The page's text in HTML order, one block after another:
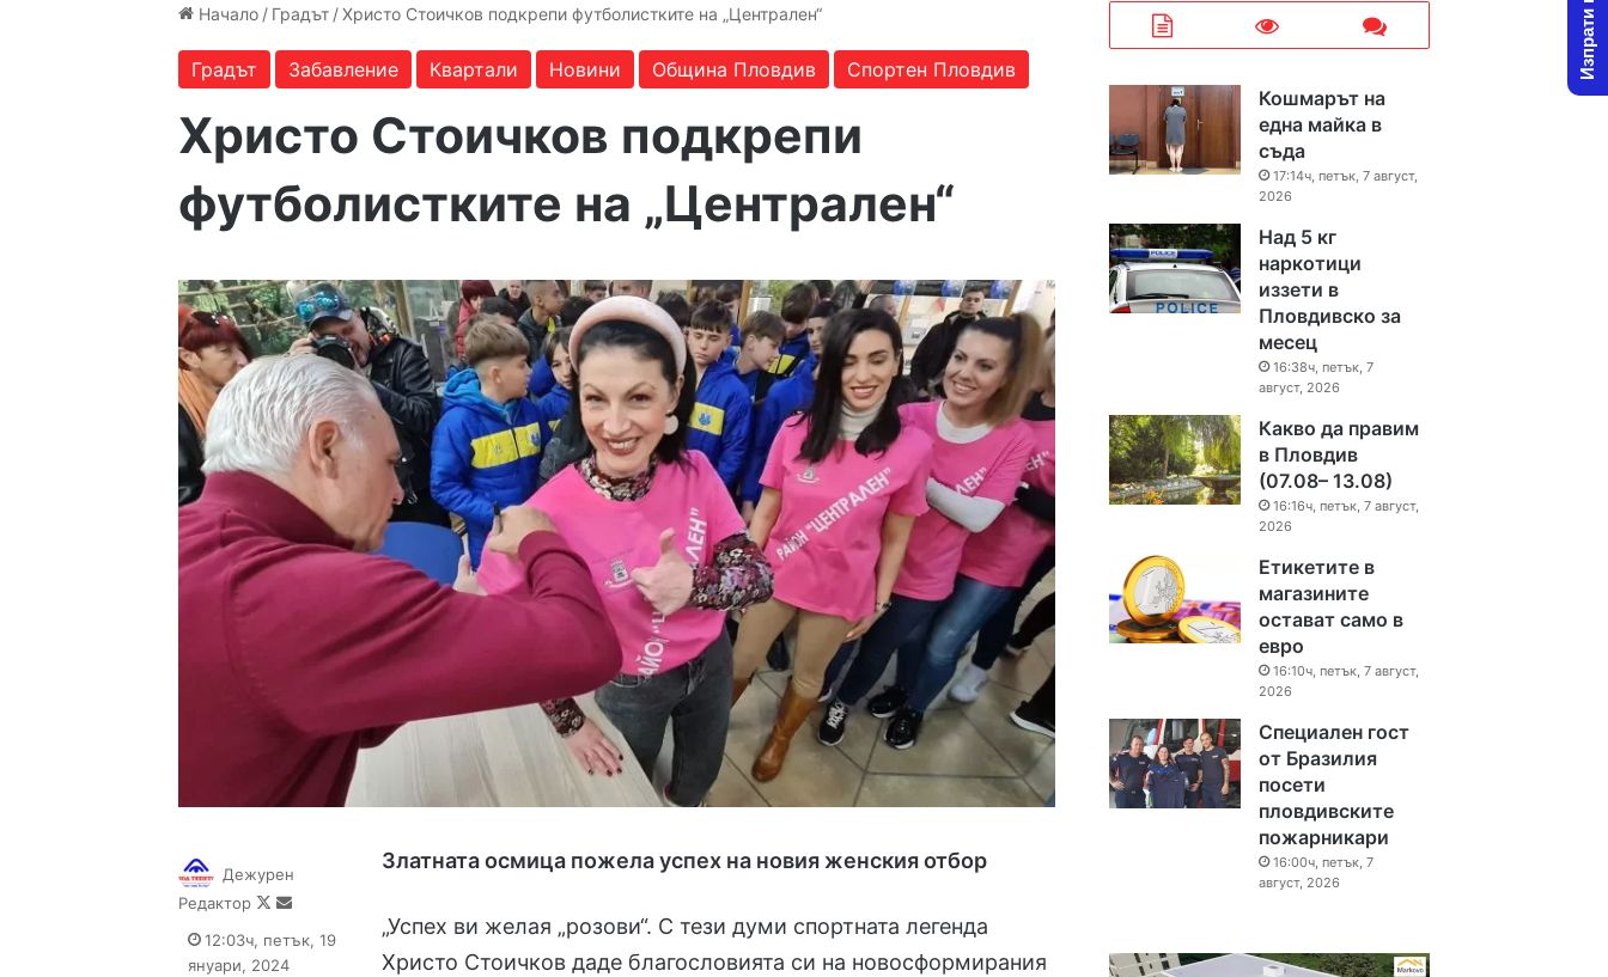
Начало / Градът / Христо Стоичков подкрепи футболистките на „Централен“
Градът Забавление Квартали Новини Община Пловдив Спортен Пловдив
Христо Стоичков подкрепи
футболистките на „Централен“
Златната осмица пожела успех на новия женския отбор
„Успех ви желая „розови“. С тези думи спортната легенда
Христо Стоичков даде благословията си на новосформирания
Дежурен
Редактор
Follow
X
Send
email
12:03ч, петък, 19
януари, 2024
Кошмарът на
една майка в
съда
17:14ч, петък, 7 август,
2026
Над 5 кг
наркотици
иззети в
Пловдивско за
месец
16:38ч, петък, 7
август, 2026
Какво да правим
в Пловдив
(07.08– 13.08)
16:16ч, петък, 7 август,
2026
Етикетите в
магазините
остават само в
евро
16:10ч, петък, 7 август,
2026
Специален гост
от Бразилия
посети
пловдивските
пожарникари
16:00ч, петък, 7
август, 2026